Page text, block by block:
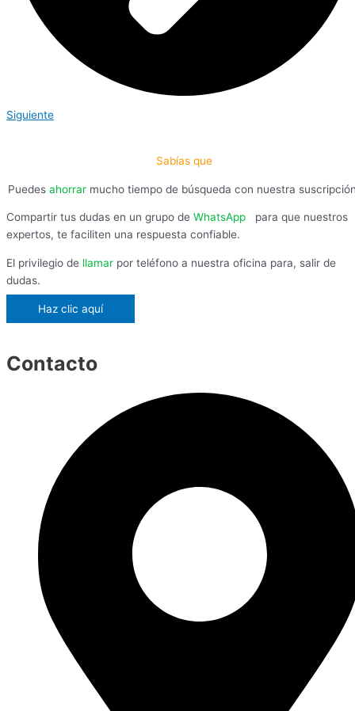
Siguiente
Sabías que
Puedes ahorrar mucho tiempo de búsqueda con nuestra
Compartir tus dudas en un grupo de WhatsApp
para que nuestros
expertos, te faciliten una respuesta confiable.
El privilegio de llamar por teléfono a nuestra oficina para, salir de
dudas.
Haz clic aquí
Contacto